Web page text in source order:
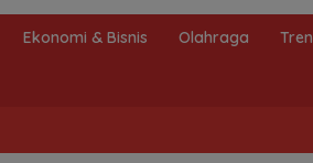
Ekonomi & Bisnis Olahraga